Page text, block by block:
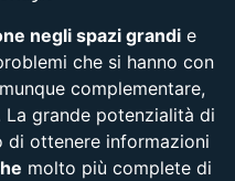
negli spazi grandie
che si hanno con
complementare,
La grande potenzialità di
di ottenere informazioni
molto più complete di